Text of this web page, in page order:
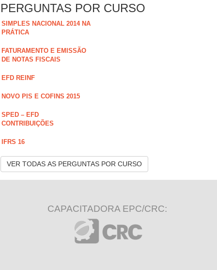
PERGUNTAS POR CURSO
SIMPLES NACIONAL 2014 NA
PRÁTICA
FATURAMENTO E EMISSÃO
DE NOTAS FISCAIS
EFD REINF
NOVO PIS E COFINS 2015
SPED – EFD
CONTRIBUIÇÕES
IFRS 16
VER TODAS AS PERGUNTAS POR CURSO
CAPACITADORA EPC/CRC: